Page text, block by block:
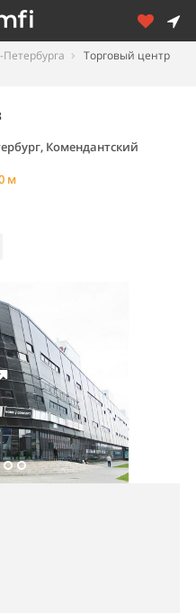
Торговый центр
, Комендантский
м